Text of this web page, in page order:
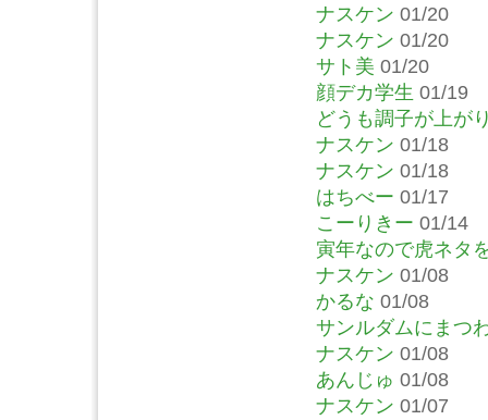
ナスケン 01/20
ナスケン 01/20
サト美 01/20
顔デカ学生 01/19
どうも調子が上が
ナスケン 01/18
ナスケン 01/18
はちべー 01/17
こーりきー 01/14
寅年なので虎ネタ
ナスケン 01/08
かるな 01/08
サンルダムにまつ
ナスケン 01/08
あんじゅ 01/08
ナスケン 01/07